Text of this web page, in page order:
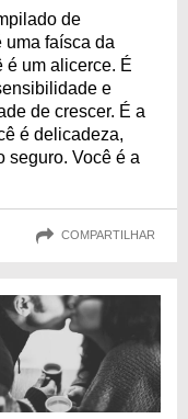
de
uma faísca da
é um alicerce. É
e
de crescer. É a
é delicadeza,
seguro. Você é a
COMPARTILHAR